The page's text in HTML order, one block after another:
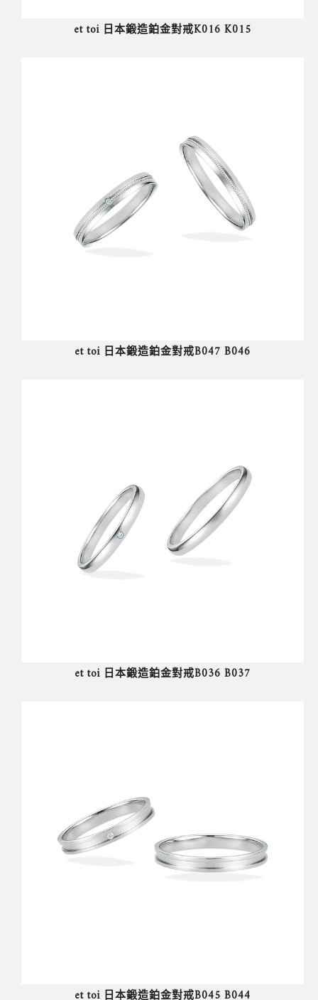
et toi 日本鍛造鉑金對戒K016 K015
et toi 日本鍛造鉑金對戒B047 B046
et toi 日本鍛造鉑金對戒B036 B037
et toi 日本鍛造鉑金對戒B045 B044